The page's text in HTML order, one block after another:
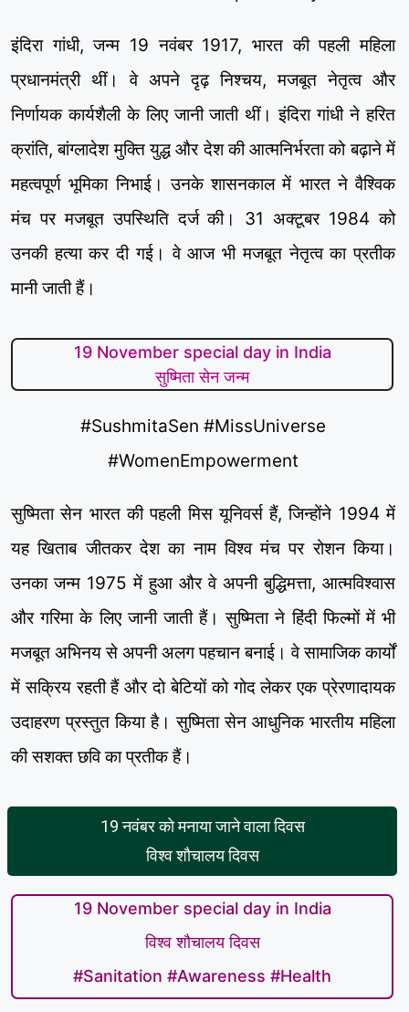
इंदिरा गांधी, जन्म 19 नवंबर 1917, भारत की पहली महिला
प्रधानमंत्री थीं। वे अपने दृढ़ निश्चय, मजबूत नेतृत्व और
निर्णायक कार्यशैली के लिए जानी जाती थीं। इंदिरा गांधी ने हरित
क्रांति, बांग्लादेश मुक्ति युद्ध और देश की आत्मनिर्भरता को बढ़ाने में
महत्वपूर्ण भूमिका निभाई। उनके शासनकाल में भारत ने वैश्विक
मंच पर मजबूत उपस्थिति दर्ज की। 31 अक्टूबर 1984 को
उनकी हत्या कर दी गई। वे आज भी मजबूत नेतृत्व का प्रतीक
मानी जाती हैं।
19 November special day in India
सुष्मिता सेन जन्म
#SushmitaSen #MissUniverse
#WomenEmpowerment
सुष्मिता सेन भारत की पहली मिस यूनिवर्स हैं, जिन्होंने 1994 में
यह खिताब जीतकर देश का नाम विश्व मंच पर रोशन किया।
उनका जन्म 1975 में हुआ और वे अपनी बुद्धिमत्ता, आत्मविश्वास
और गरिमा के लिए जानी जाती हैं। सुष्मिता ने हिंदी फिल्मों में भी
मजबूत अभिनय से अपनी अलग पहचान बनाई। वे सामाजिक कार्यों
में सक्रिय रहती हैं और दो बेटियों को गोद लेकर एक प्रेरणादायक
उदाहरण प्रस्तुत किया है। सुष्मिता सेन आधुनिक भारतीय महिला
की सशक्त छवि का प्रतीक हैं।
19 नवंबर को मनाया जाने वाला दिवस
विश्व शौचालय दिवस
19 November special day in India
विश्व शौचालय दिवस
#Sanitation #Awareness #Health